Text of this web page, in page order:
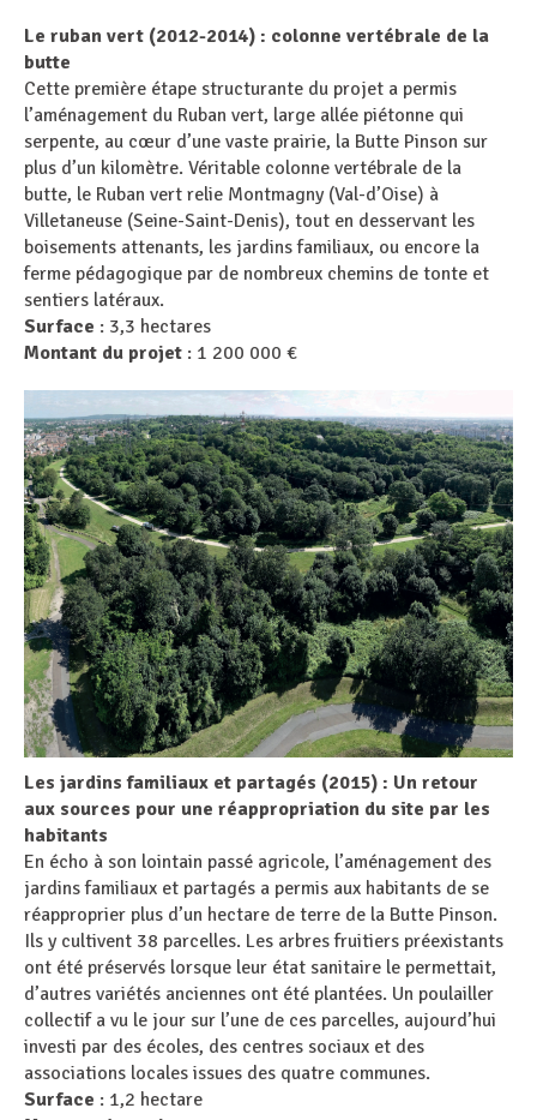
Le ruban vert (2012-2014) : colonne vertébrale de la
butte
Cette première étape structurante du projet a permis
l’aménagement du Ruban vert, large allée piétonne qui
serpente, au cœur d’une vaste prairie, la Butte Pinson sur
plus d’un kilomètre. Véritable colonne vertébrale de la
butte, le Ruban vert relie Montmagny (Val-d’Oise) à
Villetaneuse (Seine-Saint-Denis), tout en desservant les
boisements attenants, les jardins familiaux, ou encore la
ferme pédagogique par de nombreux chemins de tonte et
sentiers latéraux.
Surface : 3,3 hectares
Montant du projet : 1 200 000 €
Les jardins familiaux et partagés (2015) : Un retour
aux sources pour une réappropriation du site par les
habitants
En écho à son lointain passé agricole, l’aménagement des
jardins familiaux et partagés a permis aux habitants de se
réapproprier plus d’un hectare de terre de la Butte Pinson.
Ils y cultivent 38 parcelles. Les arbres fruitiers préexistants
ont été préservés lorsque leur état sanitaire le permettait,
d’autres variétés anciennes ont été plantées. Un poulailler
collectif a vu le jour sur l’une de ces parcelles, aujourd’hui
investi par des écoles, des centres sociaux et des
associations locales issues des quatre communes.
Surface : 1,2 hectare